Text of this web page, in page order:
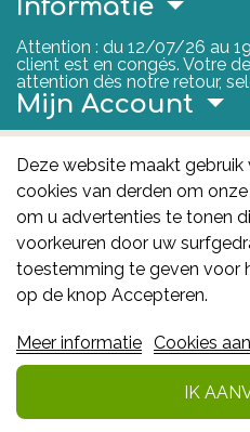
Deze website maakt gebruik
cookies van derden om
om u advertenties te tonen
voorkeuren door uw
toestemming te geven voor
op de knop Accepteren.
Meer informatie Cookies
IK
Informatie
Attention : du 12/07/26 au
client est en congés. Votre
attention dès notre retour,
Mijn Account
Nuttige Links
FAGG
Het FAGG is de bevoegde
geneesmiddelen en
Deze site valt onder haar
Gezondheidsproducten -
1210 Brussel